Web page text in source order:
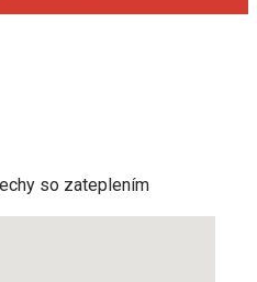
so zateplením